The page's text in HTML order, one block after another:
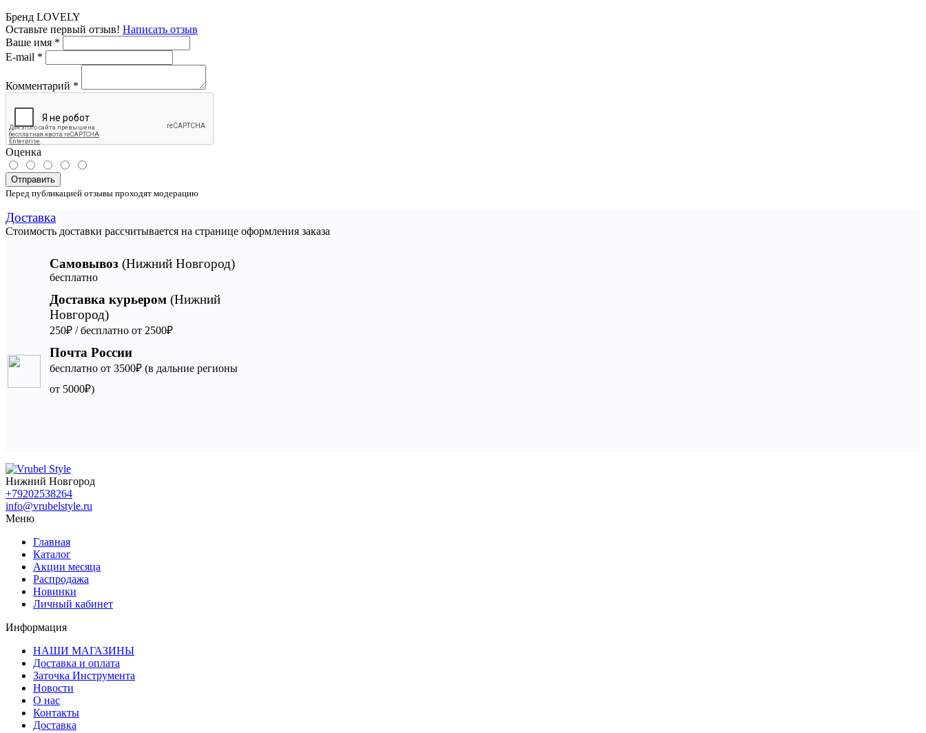
Бренд LOVELY
Оставьте первый отзыв! Написать отзыв
Ваше имя *
E-mail *
Комментарий *
Оценка
Отправить
Перед публикацией отзывы проходят модерацию
Доставка
Стоимость доставки рассчитывается на странице оформления заказа
Самовывоз (Нижний Новгород)
бесплатно
Доставка курьером (Нижний
Новгород)
250₽ / бесплатно от 2500₽
Почта России
бесплатно от 3500₽ (в дальние регионы
от 5000₽)
Нижний Новгород
+79202538264
info@vrubelstyle.ru
Меню
Главная
Каталог
Акции месяца
Распродажа
Новинки
Личный кабинет
Информация
НАШИ МАГАЗИНЫ
Доставка и оплата
Заточка Инструмента
Новости
О нас
Контакты
Доставка